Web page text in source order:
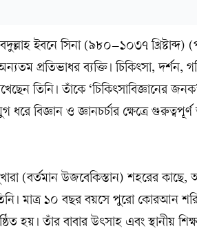
ইবনে সিনা (৯৮০–১০৩৭ খ্রিষ্টাব্দ)
প্রতিভাধর ব্যক্তি। চিকিৎসা, দর্শন,
তিনি। তাঁকে ‘চিকিৎসাবিজ্ঞানের
বিজ্ঞান ও জ্ঞানচর্চার ক্ষেত্রে
(বর্তমান উজবেকিস্তান) শহরের
মাত্র ১০ বছর বয়সে পুরো কোরআন
হয়। তাঁর বাবার উৎসাহ এবং স্থানীয়